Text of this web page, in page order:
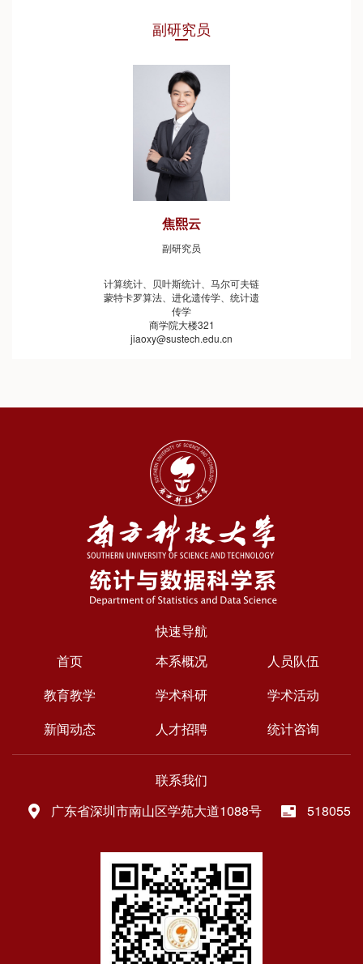
副研究员
焦熙云
副研究员
计算统计、贝叶斯统计、马尔可夫链
蒙特卡罗算法、进化遗传学、统计遗
传学
商学院大楼321
jiaoxy@sustech.edu.cn
快速导航
首页
本系概况
人员队伍
教育教学
学术科研
学术活动
新闻动态
人才招聘 统计咨询
联系我们
广东省深圳市南山区学苑大道1088号
518055